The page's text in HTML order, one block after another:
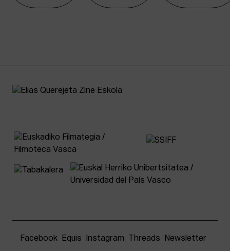
Facebook Equis Instagram Threads Newsletter